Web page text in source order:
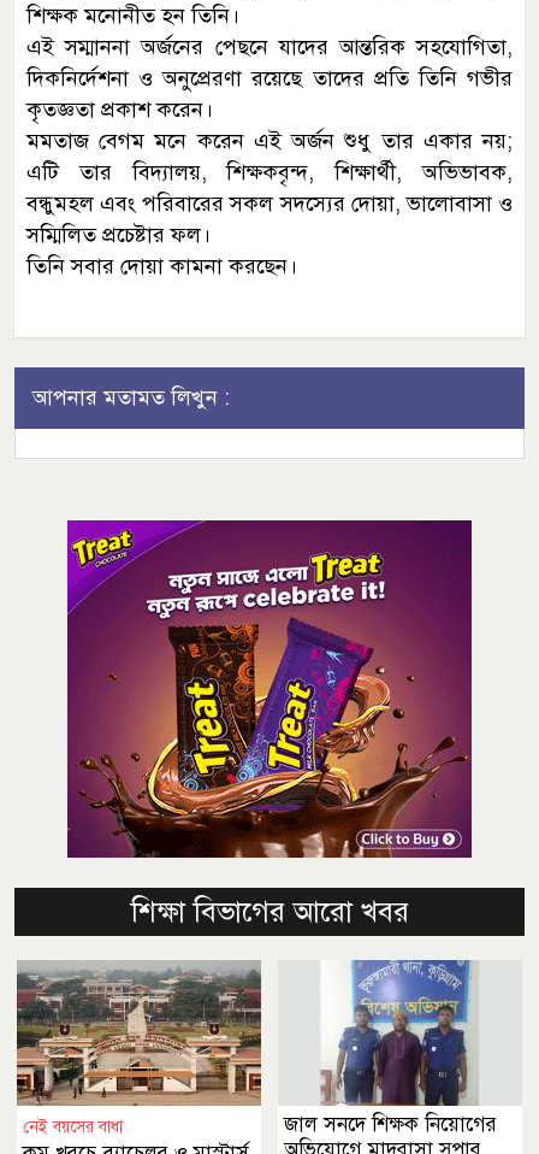
শিক্ষক মনোনীত হন তিনি।
এই সম্মাননা অর্জনের পেছনে যাদের আন্তরিক সহযোগিতা,
দিকনির্দেশনা ও অনুপ্রেরণা রয়েছে তাদের প্রতি তিনি গভীর
কৃতজ্ঞতা প্রকাশ করেন।
মমতাজ বেগম মনে করেন এই অর্জন শুধু তার একার নয়;
এটি তার বিদ্যালয়, শিক্ষকবৃন্দ, শিক্ষার্থী, অভিভাবক,
বন্ধুমহল এবং পরিবারের সকল সদস্যের দোয়া, ভালোবাসা ও
সম্মিলিত প্রচেষ্টার ফল।
তিনি সবার দোয়া কামনা করছেন।
আপনার মতামত লিখুন :
শিক্ষা বিভাগের আরো খবর
নেই বয়সের বাধা
জাল সনদে শিক্ষক নিয়োগের